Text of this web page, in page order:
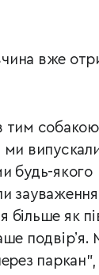
вже
тим
ми
будь-якого
більше як
подвірʼя.